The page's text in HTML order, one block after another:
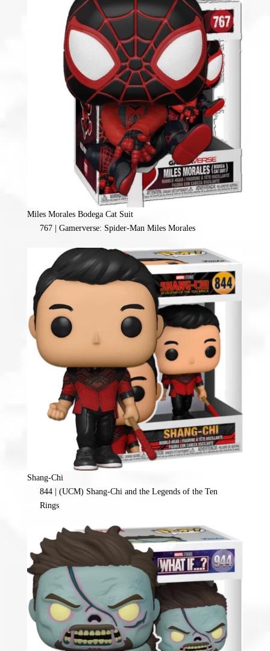
Miles Morales Bodega Cat Suit
767 | Gamerverse: Spider-Man Miles Morales
Shang-Chi
844 | (UCM) Shang-Chi and the Legends of the Ten
Rings